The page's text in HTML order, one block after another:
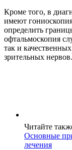
Кроме того, в
имеют
определить
офтальмоскопия
так и
зрительных нервов.
Читайте
Основные
лечения